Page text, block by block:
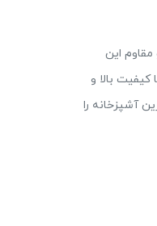
و مقاوم این
بالا و
آشپزخانه را